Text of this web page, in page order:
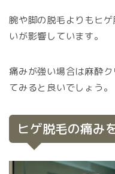
腕や脚の脱毛よりもヒ
いが影響しています。
痛みが強い場合は麻酔
てみると良いでしょう。
ヒゲ脱毛の痛み